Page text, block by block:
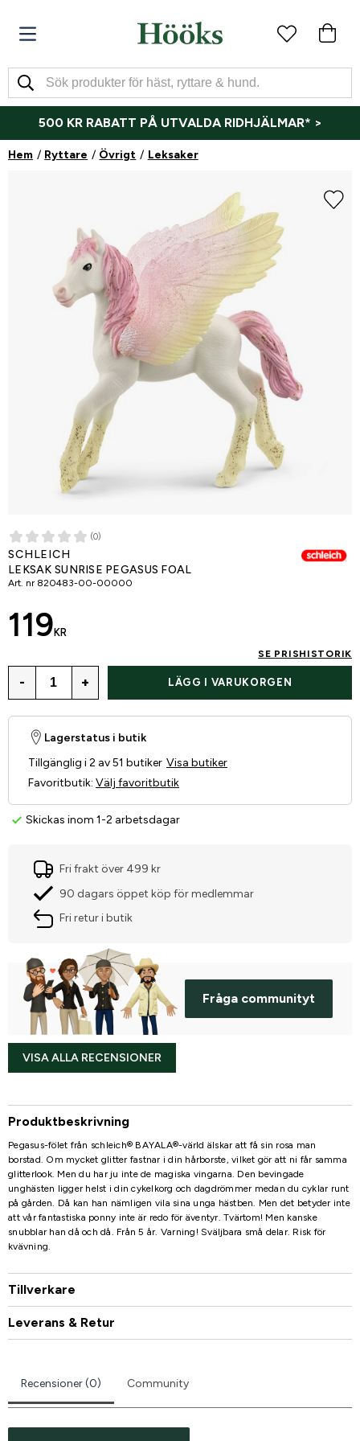
500 KR RABATT PÅ UTVALDA RIDHJÄLMAR* >
Hem Ryttare Övrigt Leksaker
(0)
SCHLEICH
LEKSAK SUNRISE PEGASUS FOAL
Art. nr 820483-00-00000
119 KR
SE PRISHISTORIK
- + LÄGG I VARUKORGEN
Skickas inom 1-2 arbetsdagar
Lagerstatus i butik
Tillgänglig i 2 av 51 butiker Visa butiker
Favoritbutik: Välj favoritbutik
Fri frakt över 499 kr
90 dagars öppet köp för medlemmar
Fri retur i butik
Fråga communityt
VISA ALLA RECENSIONER
Produktbeskrivning
Pegasus-fölet från schleich® BAYALA®-värld älskar att få sin rosa man
borstad. Om mycket glitter fastnar i din hårborste, vilket gör att ni får samma
glitterlook. Men du har ju inte de magiska vingarna. Den bevingade
unghästen ligger helst i din cykelkorg och dagdrömmer medan du cyklar runt
på gården. Då kan han nämligen vila sina unga hästben. Men det betyder inte
att vår fantastiska ponny inte är redo för äventyr. Tvärtom! Men kanske
snubblar han då och då. Från 5 år. Varning! Sväljbara små delar. Risk för
kvävning.
Tillverkare
Leverans & Retur
Recensioner (0) Community